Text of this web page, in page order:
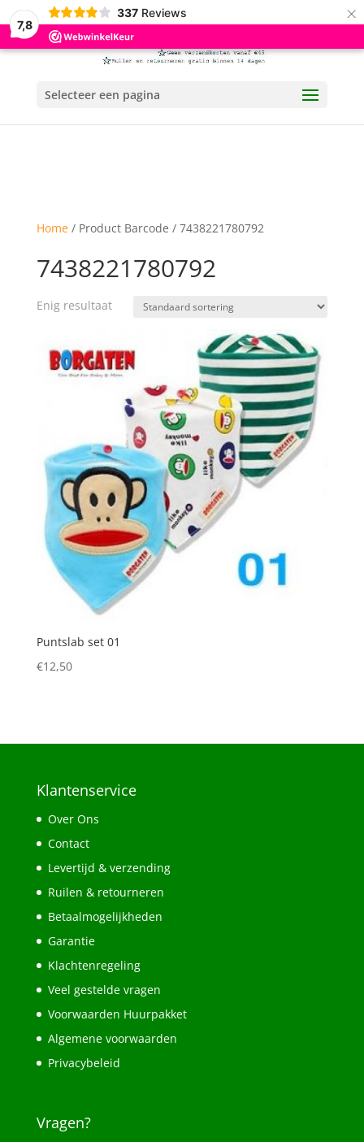
7,8
337 Reviews ×
Selecteer een pagina
Home/ Product Barcode / 7438221780792
7438221780792
Enig resultaat
Puntslab set 01
€12,50
Klantenservice
Over Ons
Contact
Levertijd & verzending
Ruilen & retourneren
Betaalmogelijkheden
Garantie
Klachtenregeling
Veel gestelde vragen
Voorwaarden Huurpakket
Algemene voorwaarden
Privacybeleid
Vragen?